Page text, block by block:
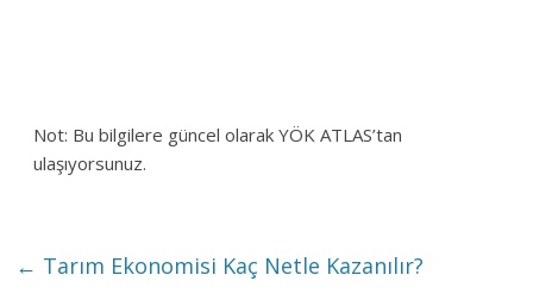
Not: Bu bilgilere güncel olarak YÖK ATLAS’tan
ulaşıyorsunuz.
← Tarım Ekonomisi Kaç Netle Kazanılır?